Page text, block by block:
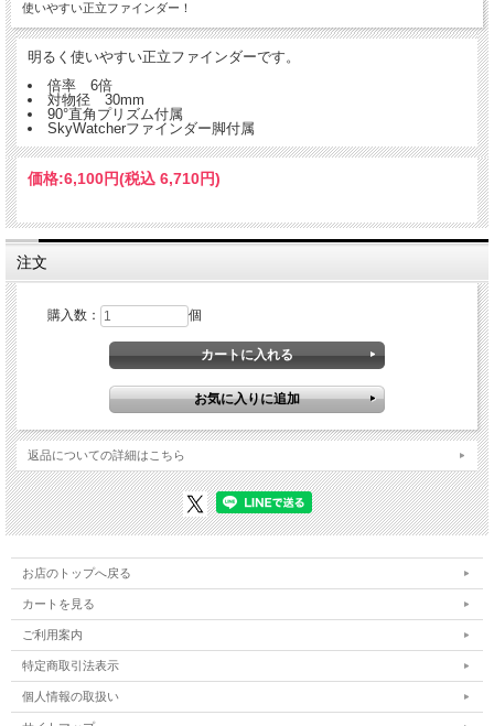
使いやすい正立ファインダー！
明るく使いやすい正立ファインダーです。
倍率 6倍
対物径 30mm
90°直角プリズム付属
SkyWatcherファインダー脚付属
価格:6,100円(税込 6,710円)
注文
購入数： 個
返品についての詳細はこちら
お店のトップへ戻る
カートを見る
ご利用案内
特定商取引法表示
個人情報の取扱い